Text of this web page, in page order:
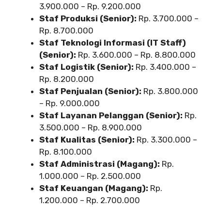
3.900.000 – Rp. 9.200.000
Staf Produksi (Senior): Rp. 3.700.000 –
Rp. 8.700.000
Staf Teknologi Informasi (IT Staff)
(Senior): Rp. 3.600.000 – Rp. 8.800.000
Staf Logistik (Senior): Rp. 3.400.000 –
Rp. 8.200.000
Staf Penjualan (Senior): Rp. 3.800.000
– Rp. 9.000.000
Staf Layanan Pelanggan (Senior): Rp.
3.500.000 – Rp. 8.900.000
Staf Kualitas (Senior): Rp. 3.300.000 –
Rp. 8.100.000
Staf Administrasi (Magang): Rp.
1.000.000 – Rp. 2.500.000
Staf Keuangan (Magang): Rp.
1.200.000 – Rp. 2.700.000